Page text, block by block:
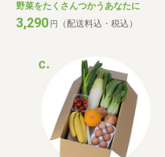
野菜をたくさんつかうあなたに
3,290 円 （配送料込・税込）